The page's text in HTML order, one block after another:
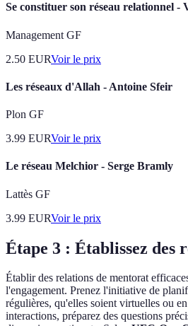
Se constituer son réseau relationnel -
Management GF
2.50 EURVoir le prix
Les réseaux d'Allah - Antoine Sfeir
Plon GF
3.99 EURVoir le prix
Le réseau Melchior - Serge Bramly
Lattès GF
3.99 EURVoir le prix
Étape 3 : Établissez des
Établir des relations de mentorat
l'engagement. Prenez l'initiative de
régulières, qu'elles soient virtuelles ou
interactions, préparez des questions